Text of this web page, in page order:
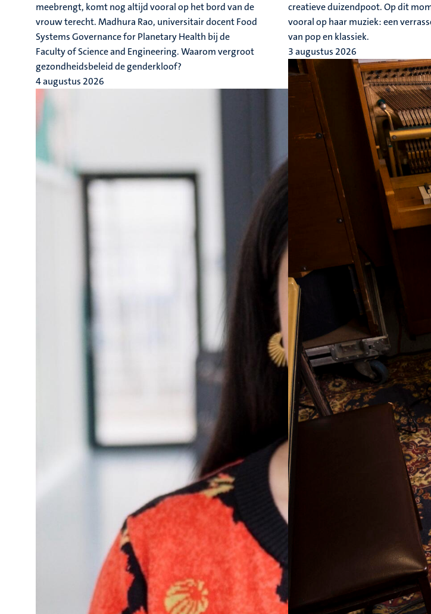
meebrengt, komt nog altijd vooral op het bord van de
vrouw terecht. Madhura Rao, universitair docent Food
Systems Governance for Planetary Health bij de
Faculty of Science and Engineering. Waarom vergroot
gezondheidsbeleid de genderkloof?
4 augustus 2026
creatieve duizendpoot. Op dit
vooral op haar muziek: een
van pop en klassiek.
3 augustus 2026